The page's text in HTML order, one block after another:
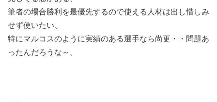
筆者の場合勝利を最優先するので使える人材は出し惜しみ
せず使いたい、
特にマルコスのように実績のある選手なら尚更・・問題あ
ったんだろうな～。